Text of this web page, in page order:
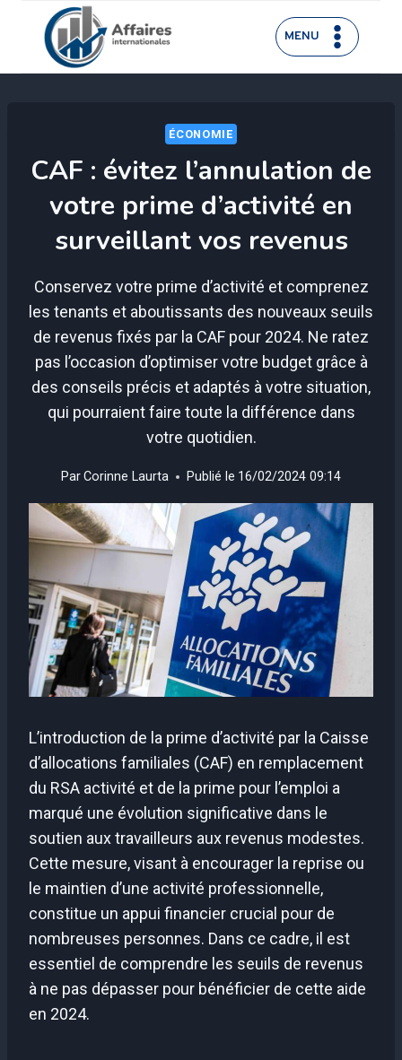
contenu
MENU
ÉCONOMIE
CAF : évitez l’annulation de
votre prime d’activité en
surveillant vos revenus
Conservez votre prime d’activité et comprenez
les tenants et aboutissants des nouveaux seuils
de revenus fixés par la CAF pour 2024. Ne ratez
pas l’occasion d’optimiser votre budget grâce à
des conseils précis et adaptés à votre situation,
qui pourraient faire toute la différence dans
votre quotidien.
ParCorinne Laurta Publié le 16/02/2024 09:14
L’introduction de la prime d’activité par la Caisse
d’allocations familiales (CAF) en remplacement
du RSA activité et de la prime pour l’emploi a
marqué une évolution significative dans le
soutien aux travailleurs aux revenus modestes.
Cette mesure, visant à encourager la reprise ou
le maintien d’une activité professionnelle,
constitue un appui financier crucial pour de
nombreuses personnes. Dans ce cadre, il est
essentiel de comprendre les seuils de revenus
à ne pas dépasser pour bénéficier de cette aide
en 2024.